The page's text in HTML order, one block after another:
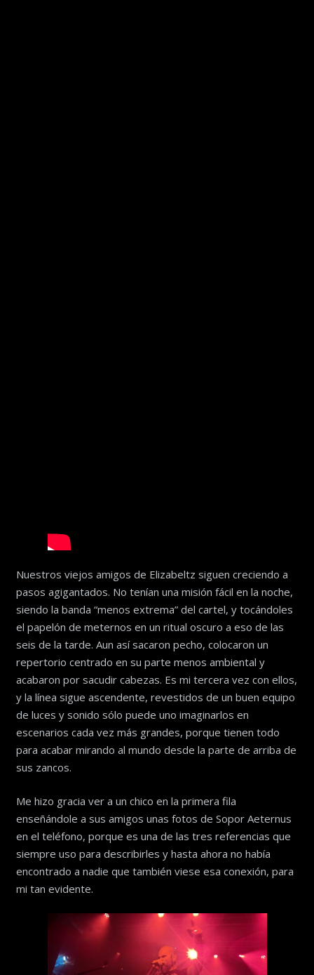
Nuestros viejos amigos de Elizabeltz siguen creciendo a
pasos agigantados. No tenían una misión fácil en la noche,
siendo la banda “menos extrema” del cartel, y tocándoles
el papelón de meternos en un ritual oscuro a eso de las
seis de la tarde. Aun así sacaron pecho, colocaron un
repertorio centrado en su parte menos ambiental y
acabaron por sacudir cabezas. Es mi tercera vez con ellos,
y la línea sigue ascendente, revestidos de un buen equipo
de luces y sonido sólo puede uno imaginarlos en
escenarios cada vez más grandes, porque tienen todo
para acabar mirando al mundo desde la parte de arriba de
sus zancos.
Me hizo gracia ver a un chico en la primera fila
enseñándole a sus amigos unas fotos de Sopor Aeternus
en el teléfono, porque es una de las tres referencias que
siempre uso para describirles y hasta ahora no había
encontrado a nadie que también viese esa conexión, para
mi tan evidente.